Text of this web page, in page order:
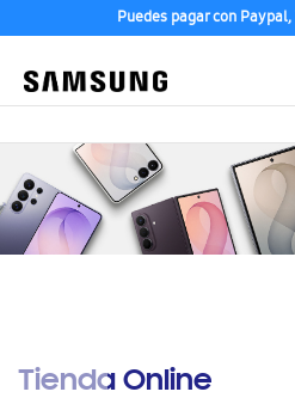
Puedes pagar con
Tienda Online